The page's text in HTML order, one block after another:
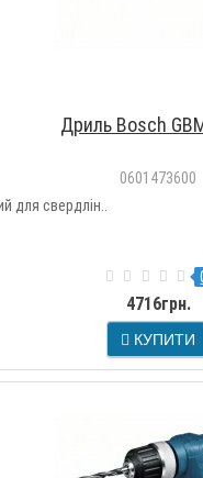
Дриль Bosch
0601473600
для свердлін..
4716грн.
КУПИТИ